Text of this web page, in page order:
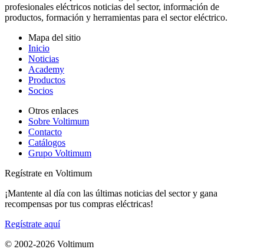
profesionales eléctricos noticias del sector, información de
productos, formación y herramientas para el sector eléctrico.
Mapa del sitio
Inicio
Noticias
Academy
Productos
Socios
Otros enlaces
Sobre Voltimum
Contacto
Catálogos
Grupo Voltimum
Regístrate en Voltimum
¡Mantente al día con las últimas noticias del sector y gana
recompensas por tus compras eléctricas!
Regístrate aquí
© 2002-2026 Voltimum